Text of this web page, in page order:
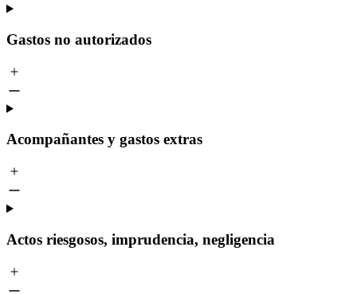
Gastos no autorizados
Acompañantes y gastos extras
Actos riesgosos, imprudencia, negligencia